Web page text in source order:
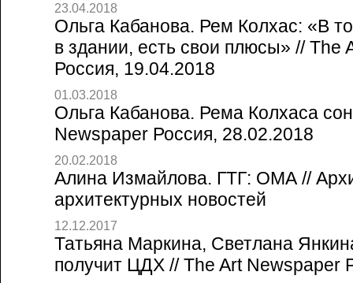
23.04.2018
Ольга Кабанова. Рем Колхас: «В
в здании, есть свои плюсы» // The
Россия, 19.04.2018
01.03.2018
Ольга Кабанова. Рема Колхаса
Newspaper Россия, 28.02.2018
20.02.2018
Алина Измайлова. ГТГ: ОМА //
архитектурных новостей
12.12.2017
Татьяна Маркина, Светлана
получит ЦДХ // The Art Newspaper